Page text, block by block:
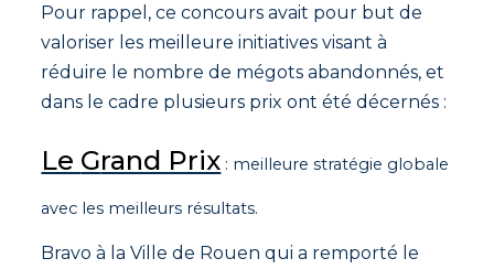
Pour rappel, ce concours avait pour but de
valoriser les meilleure initiatives visant à
réduire le nombre de mégots abandonnés, et
dans le cadre plusieurs prix ont été décernés :
Le Grand Prix : meilleure stratégie globale
avec les meilleurs résultats.
Bravo à la Ville de Rouen qui a remporté le